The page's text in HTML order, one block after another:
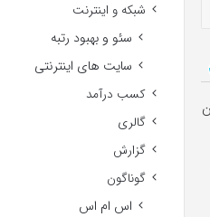
شبکه و اینترنت
سئو و بهبود رتبه
سایت های اینترنتی
کسب درآمد
گالری
گزارش
گوناگون
اس ام اس